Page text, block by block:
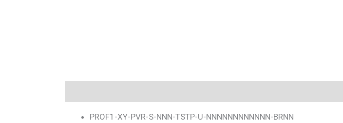
PROF1-XY-PVR-S-NNN-TSTP-U-NNNNNNNNNNNN-BRNN